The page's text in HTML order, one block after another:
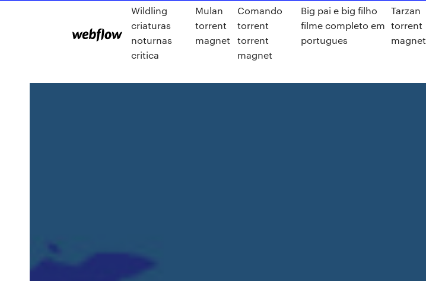
Wildling
criaturas
noturnas
critica
Mulan
torrent
magnet
Comando
torrent
torrent
magnet
Big pai e big filho
filme completo em
portugues
Tarzan
torrent
magnet